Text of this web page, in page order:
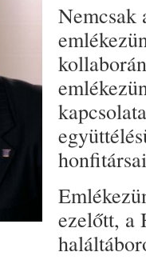
Nemcsak
ezelőtt, a